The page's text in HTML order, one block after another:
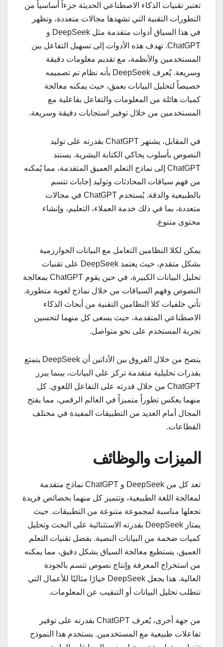
تعتبر تقنيات الذكاء الاصطناعي الحديثة جزءاً أساسياً من
التطورات التقنية التي تشهدها مجالات متعددة، وتظهر
في هذا السياق أدوات متقدمة مثل DeepSeek و
ChatGPT. تهدف هذه الأدوات إلى تسهيل التفاعل بين
المستخدمين والأنظمة، مع تقديم معلومات دقيقة
وسريعة. يُعرف DeepSeek بأنه نظام تم تصميمه
خصيصاً لتحليل البيانات بعمق، حيث يمكنه معالجة
كميات هائلة من المعلومات والتفاعل بفاعلية مع
المستخدمين من خلال توفير استجابات دقيقة وسريعة.
في المقابل، يشتهر ChatGPT بقدرته على توليد
النصوص بأسلوب يحاكي الكتابة البشرية. يستند
ChatGPT إلى نماذج التعلم العميق المتقدمة، مما يُمكنه
من فهم سياقات المحادثات وتوليد إجابات تتسم
بالطبيعية والدقة. يُستخدم ChatGPT في مجالات
متعددة، بما في ذلك خدمة العملاء، التعليم، وإنشاء
محتوى متنوع.
يمكن لكلا النظامين التعامل مع البيانات الخوارزمية
بشكل متقدم، حيث يعتمد DeepSeek على تقنيات
تحليل البيانات الكبيرة، في حين يقوم ChatGPT بمعالجة
النصوص وفهم السياقات من خلال نماذج لغوية متطورة.
تأتي خلفيات كلا النظامين التقنية من أبحاث الذكاء
الاصطناعي المتقدمة، حيث يسعى كل منهما لتحسين
تجربة المستخدم على نحو متواصل.
يتضح من خلال الفروق بين الأداتين أن DeepSeek يتمتع
بقدرات تحليلية متقدمة تركز على البيانات، بينما يبرز
ChatGPT من خلال قدرته على التفاعل اللغوي. كل
منهما يعكس تطوراً متميزاً في العالم الرقمي، مما يفتح
المجال أمام العديد من التطبيقات المفيدة في مختلف
القطاعات.
الميزات والوظائف
تعد كل من DeepSeek و ChatGPT نماذج متقدمة
لمعالجة اللغة الطبيعية، وتتميز كل منهما بخصائص فريدة
تجعلها مناسبة لمجموعة متنوعة من التطبيقات. حيث
يمتاز DeepSeek بقدرته الاستثنائية على البحث وتحليل
كميات ضخمة من البيانات النصية. بفضل تقنيات التعلم
العميق، يستطيع معالجة السياق بشكل دقيق، مما يمكنه
من استخراج المعرفة وإنتاج نصوص تتسم بالجودة
العالية. هذا يجعل DeepSeek خيارًا مثاليًا للأعمال التي
تتطلب تحليل البيانات أو التنقيب عن المعلومات.
من جهة أخرى، يُعرف ChatGPT بقدرته على توفير
تفاعلات طبيعية مع المستخدمين. يستخدم هذا النموذج